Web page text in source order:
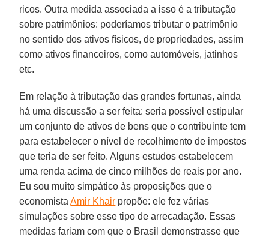
ricos. Outra medida associada a isso é a tributação
sobre patrimônios: poderíamos tributar o patrimônio
no sentido dos ativos físicos, de propriedades, assim
como ativos financeiros, como automóveis, jatinhos
etc.
Em relação à tributação das grandes fortunas, ainda
há uma discussão a ser feita: seria possível estipular
um conjunto de ativos de bens que o contribuinte tem
para estabelecer o nível de recolhimento de impostos
que teria de ser feito. Alguns estudos estabelecem
uma renda acima de cinco milhões de reais por ano.
Eu sou muito simpático às proposições que o
economistaAmir Khair propõe: ele fez várias
simulações sobre esse tipo de arrecadação. Essas
medidas fariam com que o Brasil demonstrasse que